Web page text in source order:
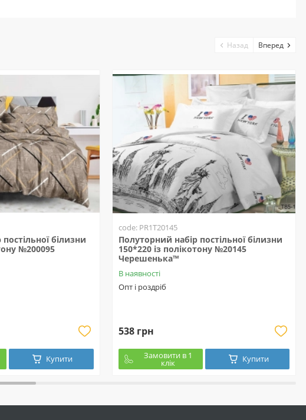
білизни
№200095
Купити
code: PR1T20145
Полуторний набір постільної білизни
150*220 із полікотону №20145
Черешенька™
В наявності
Опт і роздріб
538 грн
Замовити в 1
клік Купити
Назад Вперед